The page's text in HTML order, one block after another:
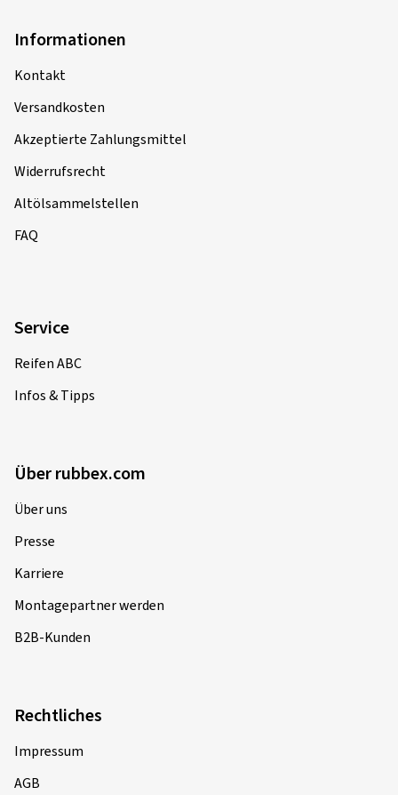
Informationen
Kontakt
Versandkosten
Akzeptierte Zahlungsmittel
Widerrufsrecht
Altölsammelstellen
FAQ
Service
Reifen ABC
Infos & Tipps
Über rubbex.com
Über uns
Presse
Karriere
Montagepartner werden
B2B-Kunden
Rechtliches
Impressum
AGB